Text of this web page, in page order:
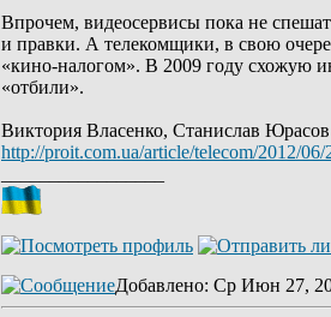
Впрочем, видеосервисы пока не
и правки. А телекомщики, в свою
«кино-налогом». В 2009 году схожую
«отбили».
Виктория Власенко, Станислав Юрасов
http://proit.com.ua/article/telecom/2012/
Добавлено: Ср Июн 27,